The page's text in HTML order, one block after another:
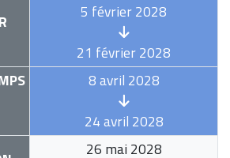
5 février 2028
21 février 2028
8 avril 2028
24 avril 2028
26 mai 2028